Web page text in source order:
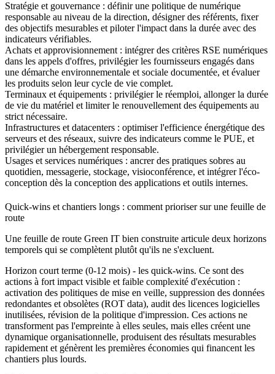
Stratégie et gouvernance : définir une politique de numérique
responsable au niveau de la direction, désigner des référents, fixer
des objectifs mesurables et piloter l'impact dans la durée avec des
indicateurs vérifiables.
Achats et approvisionnement : intégrer des critères RSE numériques
dans les appels d'offres, privilégier les fournisseurs engagés dans
une démarche environnementale et sociale documentée, et évaluer
les produits selon leur cycle de vie complet.
Terminaux et équipements : privilégier le réemploi, allonger la durée
de vie du matériel et limiter le renouvellement des équipements au
strict nécessaire.
Infrastructures et datacenters : optimiser l'efficience énergétique des
serveurs et des réseaux, suivre des indicateurs comme le PUE, et
privilégier un hébergement responsable.
Usages et services numériques : ancrer des pratiques sobres au
quotidien, messagerie, stockage, visioconférence, et intégrer l'éco-
conception dès la conception des applications et outils internes.
Quick-wins et chantiers longs : comment prioriser sur une feuille de
route
Une feuille de route Green IT bien construite articule deux horizons
temporels qui se complètent plutôt qu'ils ne s'excluent.
Horizon court terme (0-12 mois) - les quick-wins. Ce sont des
actions à fort impact visible et faible complexité d'exécution :
activation des politiques de mise en veille, suppression des données
redondantes et obsolètes (ROT data), audit des licences logicielles
inutilisées, révision de la politique d'impression. Ces actions ne
transforment pas l'empreinte à elles seules, mais elles créent une
dynamique organisationnelle, produisent des résultats mesurables
rapidement et génèrent les premières économies qui financent les
chantiers plus lourds.